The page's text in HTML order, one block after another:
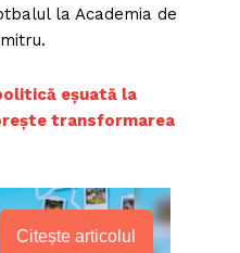
la Academia de
eșuată la
transformarea
Citește articolul